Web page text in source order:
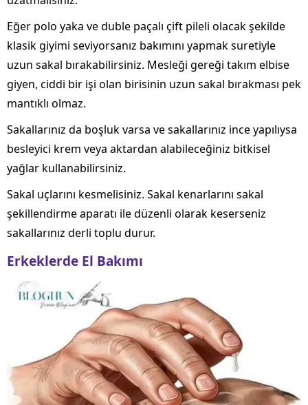
Eğer polo yaka ve duble paçalı çift pileli olacak şekilde
klasik giyimi seviyorsanız bakımını yapmak suretiyle
uzun sakal bırakabilirsiniz. Mesleği gereği takım elbise
giyen, ciddi bir işi olan birisinin uzun sakal bırakması pek
mantıklı olmaz.
Sakallarınız da boşluk varsa ve sakallarınız ince yapılıysa
besleyici krem veya aktardan alabileceğiniz bitkisel
yağlar kullanabilirsiniz.
Sakal uçlarını kesmelisiniz. Sakal kenarlarını sakal
şekillendirme aparatı ile düzenli olarak keserseniz
sakallarınız derli toplu durur.
Erkeklerde El Bakımı